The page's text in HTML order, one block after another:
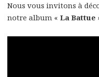
Nous vous invitons à
notre album « La Battue